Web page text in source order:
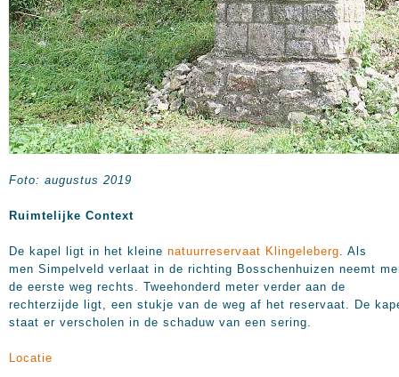
Foto: augustus 2019
Ruimtelijke Context
De kapel ligt in het kleine natuurreservaat Klingeleberg. Als
men Simpelveld verlaat in de richting Bosschenhuizen neemt
de eerste weg rechts. Tweehonderd meter verder aan de
rechterzijde ligt, een stukje van de weg af het reservaat. De
staat er verscholen in de schaduw van een sering.
Locatie